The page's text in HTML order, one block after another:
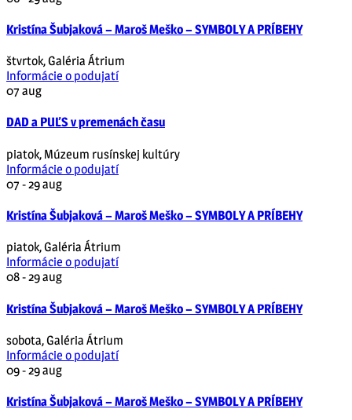
Kristína Šubjaková – Maroš Meško – SYMBOLY A PRÍBEHY
štvrtok,Galéria Átrium
Informácie o podujatí
07 aug
DAD a PUĽS v premenách času
piatok, Múzeum rusínskej kultúry
Informácie o podujatí
07 - 29aug
Kristína Šubjaková – Maroš Meško – SYMBOLY A PRÍBEHY
piatok,Galéria Átrium
Informácie o podujatí
08 - 29aug
Kristína Šubjaková – Maroš Meško – SYMBOLY A PRÍBEHY
sobota,Galéria Átrium
Informácie o podujatí
09 - 29aug
Kristína Šubjaková – Maroš Meško – SYMBOLY A PRÍBEHY